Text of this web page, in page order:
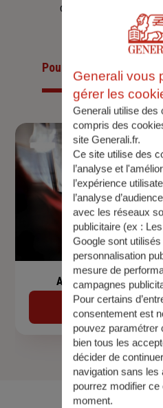
d’aujourd’hui et
Pour les particuliers
Assurance de prêt
Découvrir
Generali vous
gérer les
Generali utilise des
compris des
site Generali.fr.
Ce site utilise des
l’analyse et
l’expérience
l’analyse
avec les réseaux
publicitaire (ex :
Google sont utilisés
personnalisation
mesure de
campagnes
Pour certains
consentement est
pouvez paramétrer
bien tous les
décider de
navigation sans les
pourrez modifier ce
moment.